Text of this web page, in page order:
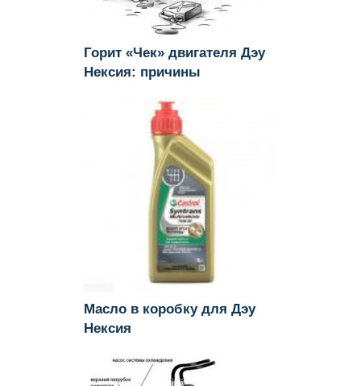
Горит «Чек» двигателя Дэу
Нексия: причины
Масло в коробку для Дэу
Нексия